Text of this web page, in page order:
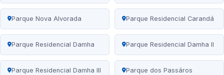
Parque Nova Alvorada Parque Residencial Carandá
Parque Residencial Damha Parque Residencial Damha II
Parque Residencial Damha III Parque dos Passáros